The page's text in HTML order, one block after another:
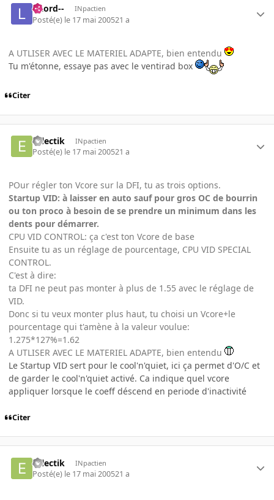
--Lord-- INpactien
Posté(e) le 17 mai 200521 a
A UTLISER AVEC LE MATERIEL ADAPTE, bien entendu
Tu m'étonne, essaye pas avec le ventirad box
Citer
eclectik INpactien
Posté(e) le 17 mai 200521 a
POur régler ton Vcore sur la DFI, tu as trois options.
Startup VID: à laisser en auto sauf pour gros OC de bourrin
ou ton proco à besoin de se prendre un minimum dans les
dents pour démarrer.
CPU VID CONTROL: ça c'est ton Vcore de base
Ensuite tu as un réglage de pourcentage, CPU VID SPECIAL
CONTROL.
C'est à dire:
ta DFI ne peut pas monter à plus de 1.55 avec le réglage de
VID.
Donc si tu veux monter plus haut, tu choisi un Vcore+le
pourcentage qui t'amène à la valeur voulue:
1.275*127%=1.62
A UTLISER AVEC LE MATERIEL ADAPTE, bien entendu
Le Startup VID sert pour le cool'n'quiet, ici ça permet d'O/C et
de garder le cool'n'quiet activé. Ca indique quel vcore
appliquer lorsque le coeff déscend en periode d'inactivité
Citer
eclectik INpactien
Posté(e) le 17 mai 200521 a